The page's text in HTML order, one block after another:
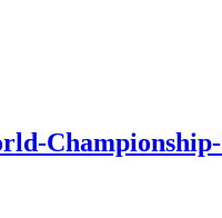
Championship-